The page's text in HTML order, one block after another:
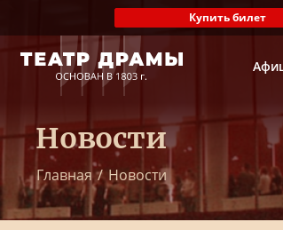
Купить билет
Новости
Главная / Новости